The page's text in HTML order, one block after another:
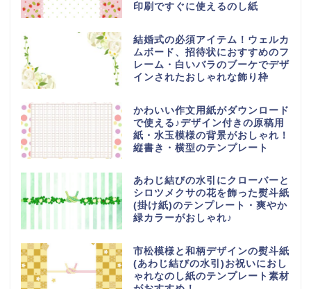
印刷ですぐに使えるのし紙
結婚式の必須アイテム！ウェルカ
ムボード、招待状におすすめのフ
レーム・白いバラのブーケでデザ
インされたおしゃれな飾り枠
かわいい作文用紙がダウンロード
で使える♪デザイン付きの原稿用
紙・水玉模様の背景がおしゃれ！
縦書き・横型のテンプレート
あわじ結びの水引にクローバーと
シロツメクサの花を飾った熨斗紙
(掛け紙)のテンプレート・爽やか
緑カラーがおしゃれ♪
市松模様と和柄デザインの熨斗紙
(あわじ結びの水引)お祝いにおし
ゃれなのし紙のテンプレート素材